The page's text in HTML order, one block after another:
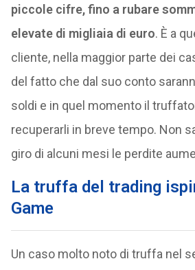
piccole cifre, fino a rubare
elevate di migliaia di euro. È a
cliente, nella maggior parte dei
del fatto che dal suo conto
soldi e in quel momento il
recuperarli in breve tempo. Non
giro di alcuni mesi le perdite
La truffa del trading
Game
Un caso molto noto di truffa nel